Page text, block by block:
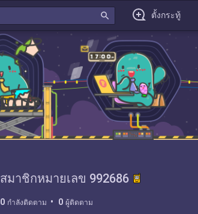
search ตั้งกระทู้
สมาชิกหมายเลข 992686
0 กำลังติดตาม 0 ผู้ติดตาม